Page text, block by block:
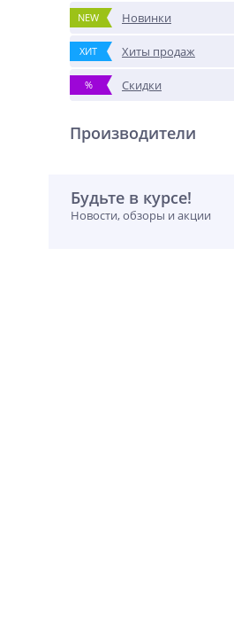
NEW Новинки
ХИТ Хиты продаж
% Скидки
Производители
Будьте в курсе!
Новости, обзоры и акции